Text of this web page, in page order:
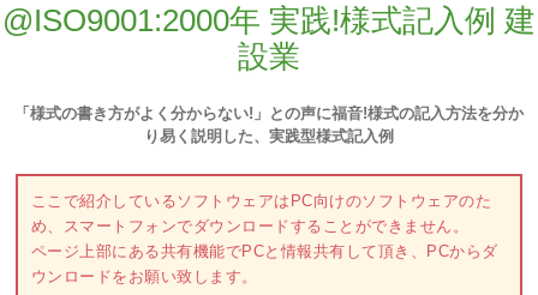
@ISO9001:2000年 実践!様式記入例 建
設業
「様式の書き方がよく分からない!」との声に福音!様式の記入方法を分か
り易く説明した、実践型様式記入例
ここで紹介しているソフトウェアはPC向けのソフトウェアのた
め、スマートフォンでダウンロードすることができません。
ページ上部にある共有機能でPCと情報共有して頂き、PCからダ
ウンロードをお願い致します。